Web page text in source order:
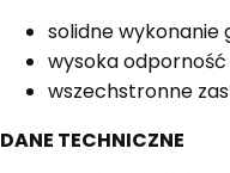
solidne wykonanie
wysoka odporność
wszechstronne
DANE TECHNICZNE